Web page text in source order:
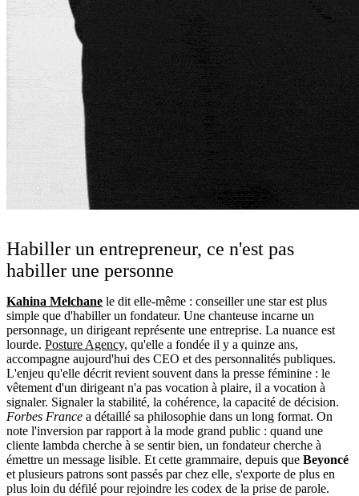
Habiller un entrepreneur, ce n'est pas
habiller une personne
Kahina Melchane le dit elle-même : conseiller une star est plus
simple que d'habiller un fondateur. Une chanteuse incarne un
personnage, un dirigeant représente une entreprise. La nuance est
lourde. Posture Agency, qu'elle a fondée il y a quinze ans,
accompagne aujourd'hui des CEO et des personnalités publiques.
L'enjeu qu'elle décrit revient souvent dans la presse féminine : le
vêtement d'un dirigeant n'a pas vocation à plaire, il a vocation à
signaler. Signaler la stabilité, la cohérence, la capacité de décision.
Forbes France a détaillé sa philosophie dans un long format. On
note l'inversion par rapport à la mode grand public : quand une
cliente lambda cherche à se sentir bien, un fondateur cherche à
émettre un message lisible. Et cette grammaire, depuis que Beyoncé
et plusieurs patrons sont passés par chez elle, s'exporte de plus en
plus loin du défilé pour rejoindre les codex de la prise de parole.